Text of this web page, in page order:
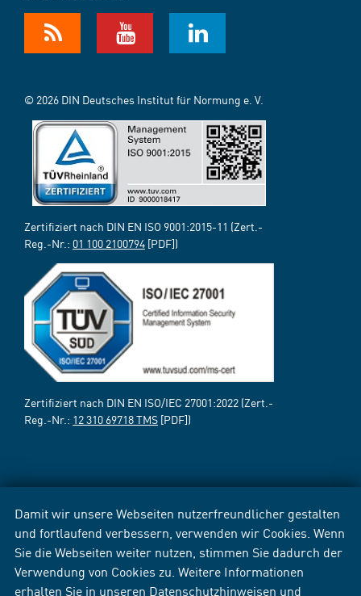
Damit wir unsere Webseiten nutzerfreundlicher gestalten
und fortlaufend verbessern, verwenden wir Cookies. Wenn
Sie die Webseiten weiter nutzen, stimmen Sie dadurch der
Verwendung von Cookies zu. Weitere Informationen
erhalten Sie in unseren Datenschutzhinweisen und
© 2026 DIN Deutsches Institut für Normung e. V.
Zertifiziert nach DIN EN ISO 9001:2015-11 (Zert.-
Reg.-Nr.: 01 100 2100794 [PDF])
Zertifiziert nach DIN EN ISO/IEC 27001:2022 (Zert.-
Reg.-Nr.: 12 310 69718 TMS [PDF])